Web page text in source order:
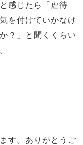
感じたら「虐待
を付けていかなけ
？」と聞くくらい
す。ありがとうご